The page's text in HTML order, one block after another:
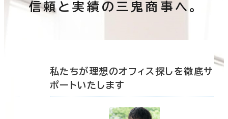
信頼と実績の三鬼商事へ。
私たちが理想のオフィス探しを徹底サ
ポートいたします